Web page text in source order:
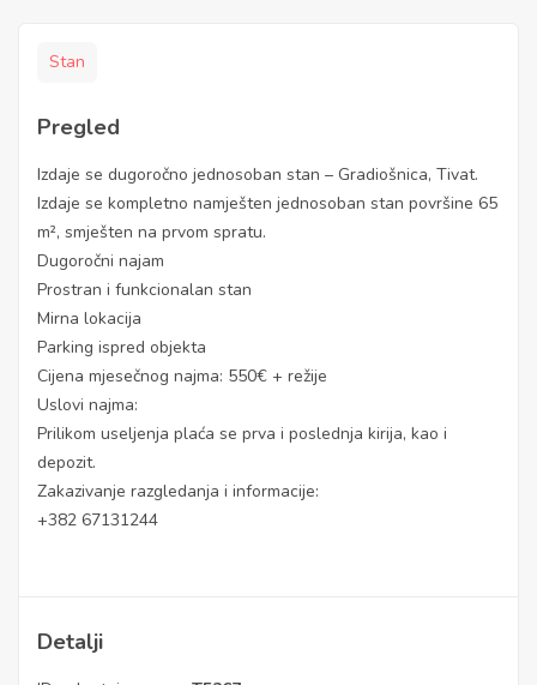
Stan
Pregled
Izdaje se dugoročno jednosoban stan – Gradiošnica, Tivat.
Izdaje se kompletno namješten jednosoban stan površine 65
m², smješten na prvom spratu.
Dugoročni najam
Prostran i funkcionalan stan
Mirna lokacija
Parking ispred objekta
Cijena mjesečnog najma: 550€ + režije
Uslovi najma:
Prilikom useljenja plaća se prva i poslednja kirija, kao i
depozit.
Zakazivanje razgledanja i informacije:
+382 67131244
Detalji